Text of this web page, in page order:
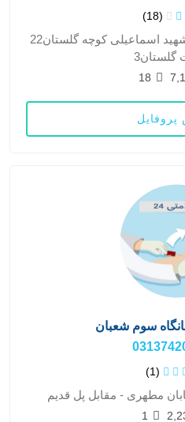
(18)
خیابان امام خمینی خیابان شهید اسماعیلی کوچه گلستان22
18
پروفایل
سوم شعبان
(1)
مطهری - مقابل پل قدیم
1